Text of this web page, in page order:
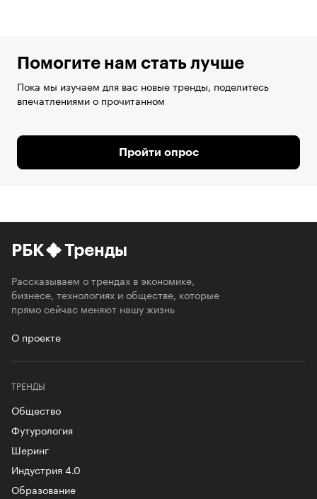
Помогите нам стать лучше
Пока мы изучаем для вас новые тренды, поделитесь
впечатлениями о прочитанном
Пройти опрос
РБК Тренды
Рассказываем о трендах в экономике,
бизнесе, технологиях и обществе, которые
прямо сейчас меняют нашу жизнь
О проекте
ТРЕНДЫ
Общество
Футурология
Шеринг
Индустрия 4.0
Образование